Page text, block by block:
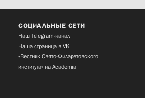
СОЦИАЛЬНЫЕ СЕТИ
Наш Telegram-канал
Наша страница в VK
«Вестник Свято-Филаретовского
института» на Academia